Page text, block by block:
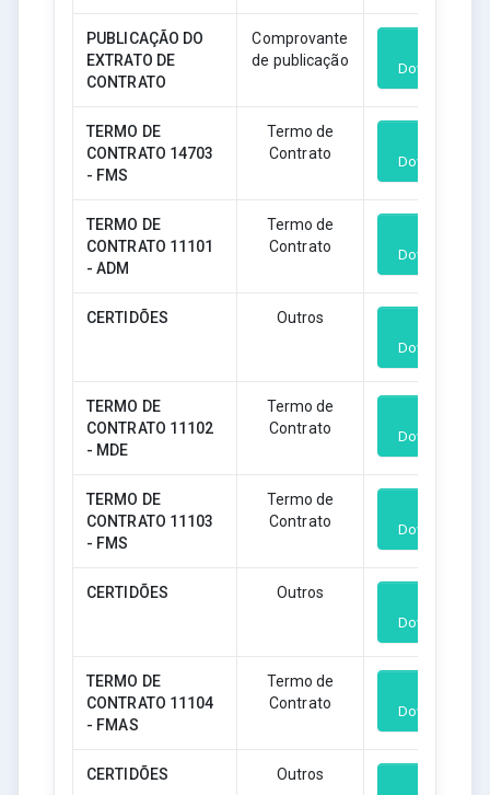
PUBLICAÇÃO DO
EXTRATO DE
CONTRATO
Comprovante
de publicação
Download
TERMO DE
CONTRATO 14703
- FMS
Termo de
Contrato
Download
TERMO DE
CONTRATO 11101
- ADM
Termo de
Contrato
Download
CERTIDÕES Outros
Download
TERMO DE
CONTRATO 11102
- MDE
Termo de
Contrato
Download
TERMO DE
CONTRATO 11103
- FMS
Termo de
Contrato
Download
CERTIDÕES Outros
Download
TERMO DE
CONTRATO 11104
- FMAS
Termo de
Contrato
Download
CERTIDÕES Outros